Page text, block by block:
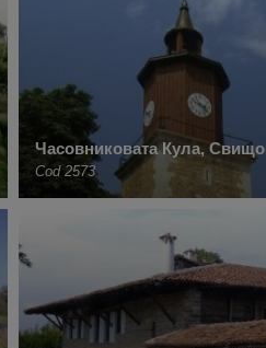
Часовниковата Кула,
Cod 2573